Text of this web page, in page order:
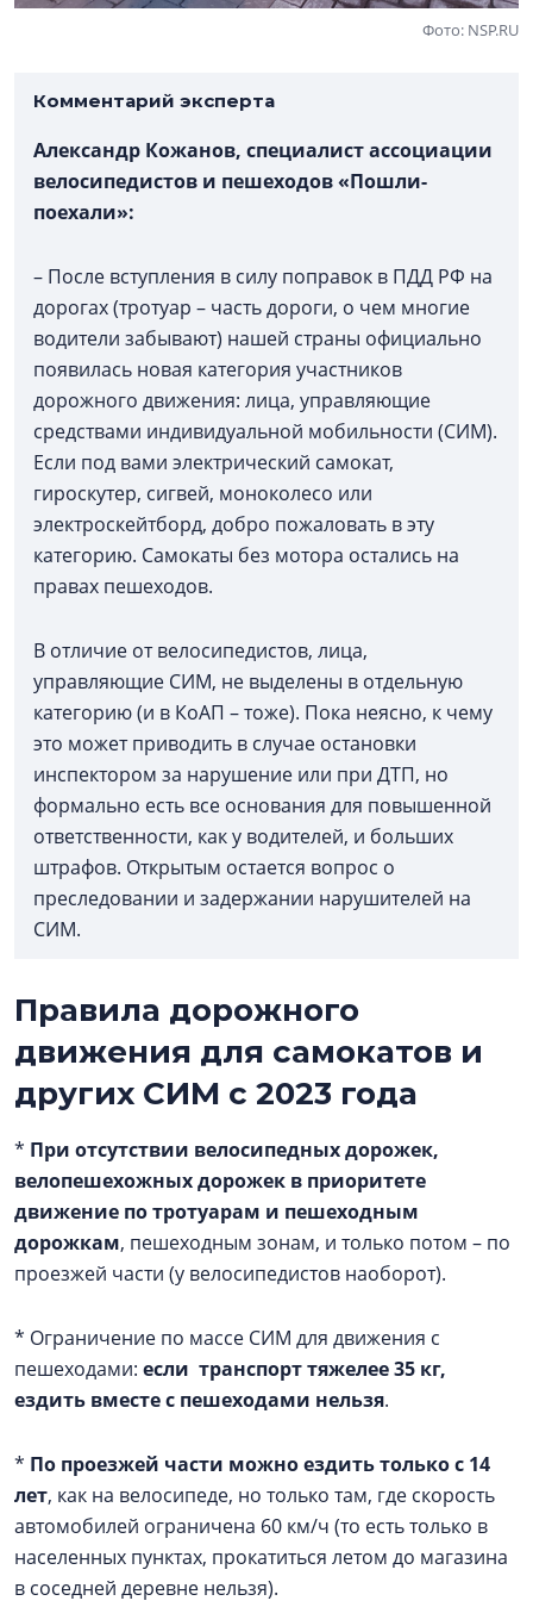
Фото: NSP.RU
Комментарий эксперта
Александр Кожанов, специалист ассоциации
велосипедистов и пешеходов «Пошли-
поехали»:
– После вступления в силу поправок в ПДД РФ на
дорогах (тротуар – часть дороги, о чем многие
водители забывают) нашей страны официально
появилась новая категория участников
дорожного движения: лица, управляющие
средствами индивидуальной мобильности (СИМ).
Если под вами электрический самокат,
гироскутер, сигвей, моноколесо или
электроскейтборд, добро пожаловать в эту
категорию. Самокаты без мотора остались на
правах пешеходов.
В отличие от велосипедистов, лица,
управляющие СИМ, не выделены в отдельную
категорию (и в КоАП – тоже). Пока неясно, к чему
это может приводить в случае остановки
инспектором за нарушение или при ДТП, но
формально есть все основания для повышенной
ответственности, как у водителей, и больших
штрафов. Открытым остается вопрос о
преследовании и задержании нарушителей на
СИМ.
Правила дорожного
движения для самокатов и
других СИМ с 2023 года
* При отсутствии велосипедных дорожек,
велопешехожных дорожек в приоритете
движение по тротуарам и пешеходным
дорожкам, пешеходным зонам, и только потом – по
проезжей части (у велосипедистов наоборот).
* Ограничение по массе СИМ для движения с
пешеходами: если транспорт тяжелее 35 кг,
ездить вместе с пешеходами нельзя.
* По проезжей части можно ездить только с 14
лет, как на велосипеде, но только там, где скорость
автомобилей ограничена 60 км/ч (то есть только в
населенных пунктах, прокатиться летом до магазина
в соседней деревне нельзя).